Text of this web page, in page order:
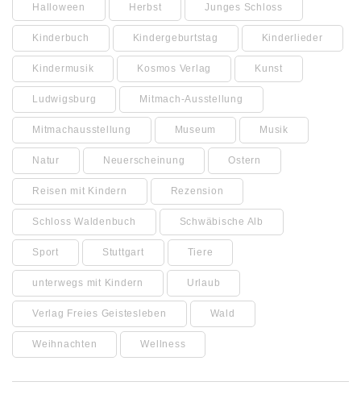
Halloween Herbst Junges Schloss
Kinderbuch Kindergeburtstag Kinderlieder
Kindermusik Kosmos Verlag Kunst
Ludwigsburg Mitmach-Ausstellung
Mitmachausstellung Museum Musik
Natur Neuerscheinung Ostern
Reisen mit Kindern Rezension
Schloss Waldenbuch Schwäbische Alb
Sport Stuttgart Tiere
unterwegs mit Kindern Urlaub
Verlag Freies Geistesleben Wald
Weihnachten Wellness